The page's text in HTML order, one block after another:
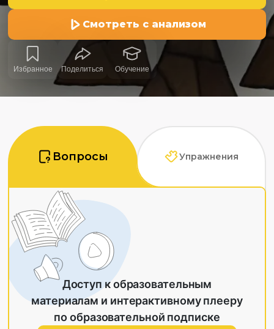
Смотреть с анализом
Избранное Поделиться Обучение
Вопросы Упражнения
Доступ к образовательным
материалам и интерактивному плееру
по образовательной подписке